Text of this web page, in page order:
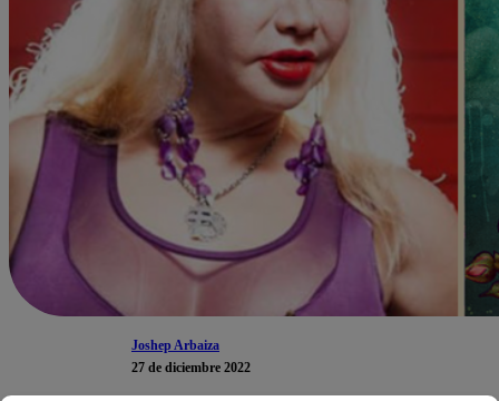
Joshep Arbaiza
27 de diciembre 2022